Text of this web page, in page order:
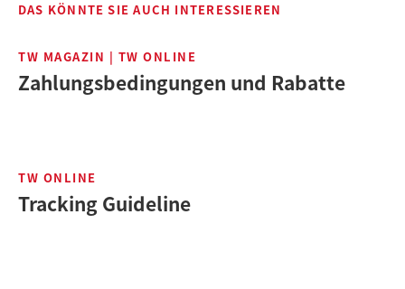
DAS KÖNNTE SIE AUCH INTERESSIEREN
TW MAGAZIN | TW ONLINE
Zahlungsbedingungen und Rabatte
TW ONLINE
Tracking Guideline